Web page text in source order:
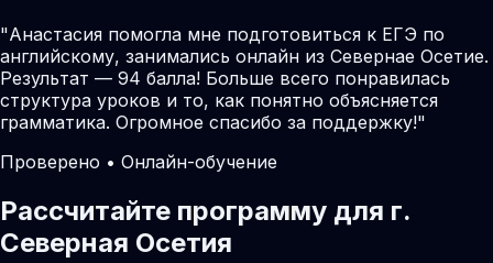
"Анастасия помогла мне подготовиться к ЕГЭ по
английскому, занимались онлайн из Севернае Осетие.
Результат — 94 балла! Больше всего понравилась
структура уроков и то, как понятно объясняется
грамматика. Огромное спасибо за поддержку!"
Проверено • Онлайн-обучение
Рассчитайте программу для г.
Северная Осетия